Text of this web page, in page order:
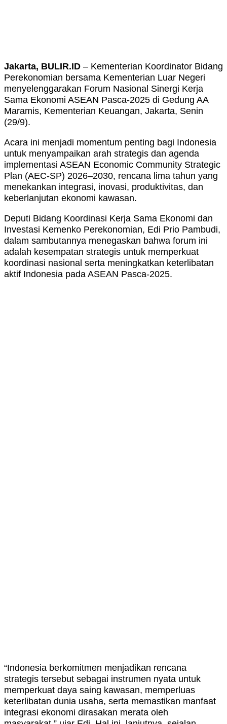
Jakarta, BULIR.ID – Kementerian Koordinator Bidang
Perekonomian bersama Kementerian Luar Negeri
menyelenggarakan Forum Nasional Sinergi Kerja
Sama Ekonomi ASEAN Pasca-2025 di Gedung AA
Maramis, Kementerian Keuangan, Jakarta, Senin
(29/9).
Acara ini menjadi momentum penting bagi Indonesia
untuk menyampaikan arah strategis dan agenda
implementasi ASEAN Economic Community Strategic
Plan (AEC-SP) 2026–2030, rencana lima tahun yang
menekankan integrasi, inovasi, produktivitas, dan
keberlanjutan ekonomi kawasan.
Deputi Bidang Koordinasi Kerja Sama Ekonomi dan
Investasi Kemenko Perekonomian, Edi Prio Pambudi,
dalam sambutannya menegaskan bahwa forum ini
adalah kesempatan strategis untuk memperkuat
koordinasi nasional serta meningkatkan keterlibatan
aktif Indonesia pada ASEAN Pasca-2025.
“Indonesia berkomitmen menjadikan rencana
strategis tersebut sebagai instrumen nyata untuk
memperkuat daya saing kawasan, memperluas
keterlibatan dunia usaha, serta memastikan manfaat
integrasi ekonomi dirasakan merata oleh